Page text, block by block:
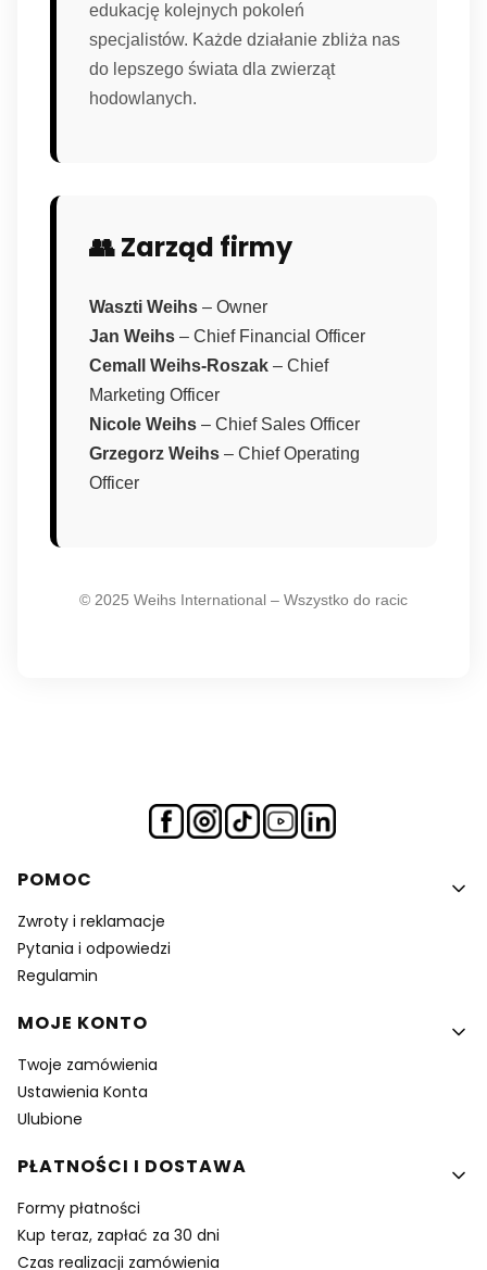
edukację kolejnych pokoleń
specjalistów. Każde działanie zbliża nas
do lepszego świata dla zwierząt
hodowlanych.
👥 Zarząd firmy
Waszti Weihs – Owner
Jan Weihs – Chief Financial Officer
Cemall Weihs-Roszak – Chief
Marketing Officer
Nicole Weihs – Chief Sales Officer
Grzegorz Weihs – Chief Operating
Officer
© 2025 Weihs International – Wszystko do racic
Linki w stopce
POMOC
Zwroty i reklamacje
Pytania i odpowiedzi
Regulamin
MOJE KONTO
Twoje zamówienia
Ustawienia Konta
Ulubione
PŁATNOŚCI I DOSTAWA
Formy płatności
Kup teraz, zapłać za 30 dni
Czas realizacji zamówienia